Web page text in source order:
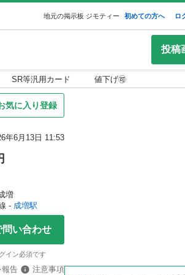
地元の掲示板 ジモティー 初めての方へ ロ
投稿
等汎用カード 値下げ🉑
気に入り登録
年6月13日 11:53
増
- 成増駅
い合わせ
イン必須です
報告
注意事項